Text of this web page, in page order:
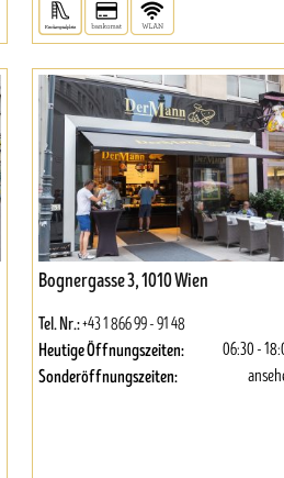
Bognergasse 3, 1010 Wien
Tel. Nr.:+43 1 866 99 - 91 48
Heutige Öffnungszeiten: 06:30 -
Sonderöffnungszeiten: